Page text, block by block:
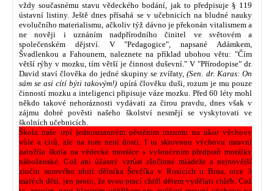
vždy současnému stavu vědeckého bodání, jak to předpisuje § 119
ústavní listiny. Ještě dnes přísahá se v učebnicích na bludné nauky
evolučního materialismu, ačkoliv týž dávno je překonán vitalismem a
ne nověji i uznáním nadpřírodního činitel ve světovém a
společenském dějství. V "Pedagogice", napsané Adámkem,
Švadlenkou a Fahounem, naleznete na příklad ubohou větu: "Čím
větší rýhy v mozku, tím větší je činnost duševní." V "Přírodopise" dr.
David staví člověka do jedné skupiny se zvířaty, (Sen. dr. Karas: On
sám se asi cítí býti takovým!) upírá člověku duši, rozum je mu pouze
činností mozku a inteligenci připisuje váze mozku. Před 60 léty mohl
někdo takové nehoráznosti vydávati za čirou pravdu, dnes však v
zájmu dobré pověsti našeho školství nesmějí se vyskytovati ve
školních učebnicích.
Škola naše trpí jednostranným pěstěním rozumu na úkor výchovy
vůle a citů, ale na tom není dosti. I tu skrovnou výchovu mravní
založila škola na vědecké morálce s vyloučením předpisů morálky
náboženské. Což ani úžasný vzrůst zločinné mládeže a nejnovější
zločin surového ubití dělníka Ševčíka v Rosících u Brna, otce 3
malých dětí, jen proto, že svou prací chtěl dětem vydělati chléb. Což